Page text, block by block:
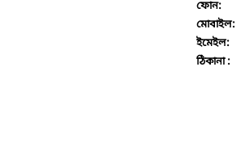
ফোন:
মোবাইল:
ইমেইল:
ঠিকানা :